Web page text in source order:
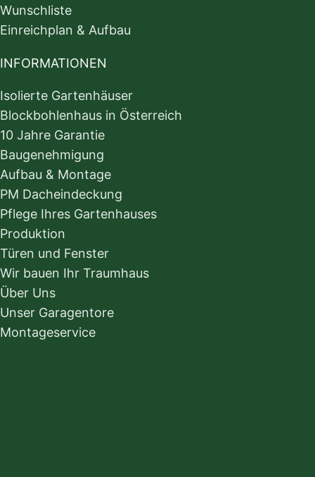
Wunschliste
Einreichplan & Aufbau
INFORMATIONEN
Isolierte Gartenhäuser
Blockbohlenhaus in Österreich
10 Jahre Garantie
Baugenehmigung
Aufbau & Montage
PM Dacheindeckung
Pflege Ihres Gartenhauses
Produktion
Türen und Fenster
Wir bauen Ihr Traumhaus
Über Uns
Unser Garagentore
Montageservice